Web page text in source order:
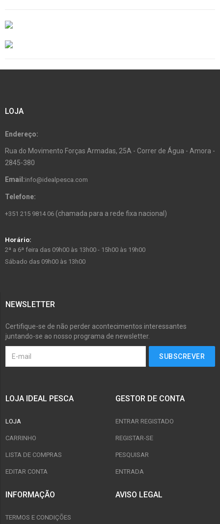
LOJA
Endereço:
Rua do Movimento Forças Armadas, 25A - Correr de Água - Amora -
2845-380
Email:info@idealpesca.com
Telefone:
+351 215 9814 06 (chamada para a rede fixa nacional)
Horário:
2ª a 6ª feira das 09h00 às 13h00 - 15h00 às 19h00
Sábado das 09h00 às 13h00
NEWSLETTER
Certifique-se de não perder acontecimentos interessantes
juntando-se ao nosso programa de newsletter.
LOJA IDEAL PESCA
LOJA
CARRINHO
LISTA DE COMPRAS
EDITAR CONTA
GESTOR DE CONTA
ENTRAR REGISTADO
REGISTAR-SE
PESQUISAR
ENTRADA
INFORMAÇÃO
TERMOS E CONDIÇÕES
AVISO LEGAL